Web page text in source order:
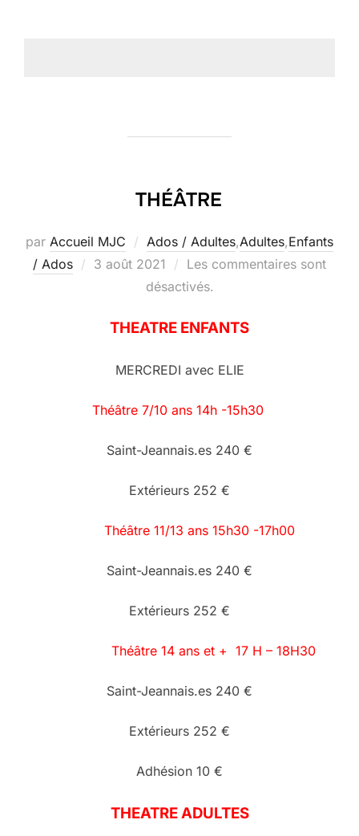
THÉÂTRE
par Accueil MJC Ados / Adultes,Adultes,Enfants
/ Ados
Publié
3 août 2021
Les commentaires sont
désactivés.
THEATRE ENFANTS
MERCREDI avec ELIE
Théâtre 7/10 ans 14h -15h30
Saint-Jeannais.es 240 €
Extérieurs 252 €
Théâtre 11/13 ans 15h30 -17h00
Saint-Jeannais.es 240 €
Extérieurs 252 €
Théâtre 14 ans et + 17 H – 18H30
Saint-Jeannais.es 240 €
Extérieurs 252 €
Adhésion 10 €
THEATRE ADULTES